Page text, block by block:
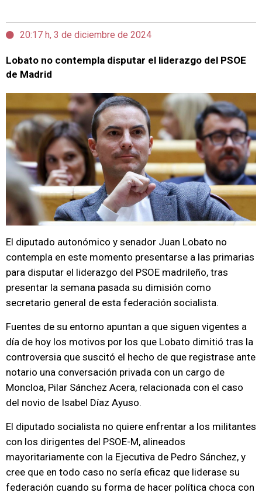
20:17 h, 3 de diciembre de 2024
Lobato no contempla disputar el liderazgo del PSOE
de Madrid
El diputado autonómico y senador Juan Lobato no
contempla en este momento presentarse a las primarias
para disputar el liderazgo del PSOE madrileño, tras
presentar la semana pasada su dimisión como
secretario general de esta federación socialista.
Fuentes de su entorno apuntan a que siguen vigentes a
día de hoy los motivos por los que Lobato dimitió tras la
controversia que suscitó el hecho de que registrase ante
notario una conversación privada con un cargo de
Moncloa, Pilar Sánchez Acera, relacionada con el caso
del novio de Isabel Díaz Ayuso.
El diputado socialista no quiere enfrentar a los militantes
con los dirigentes del PSOE-M, alineados
mayoritariamente con la Ejecutiva de Pedro Sánchez, y
cree que en todo caso no sería eficaz que liderase su
federación cuando su forma de hacer política choca con